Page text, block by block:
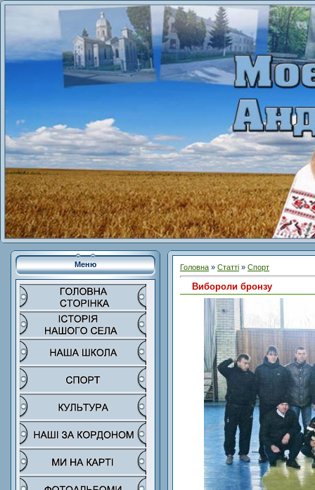
Меню Головна » Статті » Спорт
Вибороли бронзу